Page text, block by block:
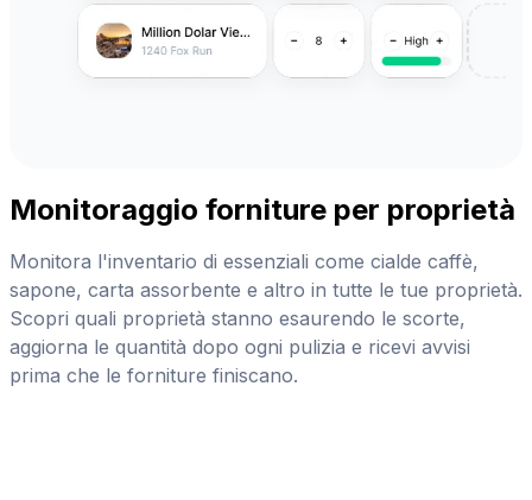
Monitoraggio forniture per proprietà
Monitora l'inventario di essenziali come cialde caffè,
sapone, carta assorbente e altro in tutte le tue proprietà.
Scopri quali proprietà stanno esaurendo le scorte,
aggiorna le quantità dopo ogni pulizia e ricevi avvisi
prima che le forniture finiscano.